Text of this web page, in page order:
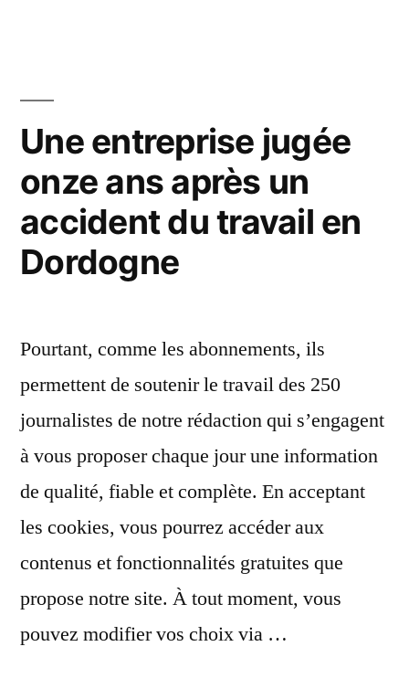
Saint-
Éloi,
écrasé
par
Une entreprise jugée
onze ans après un
accident du travail en
Dordogne
Pourtant, comme les abonnements, ils
permettent de soutenir le travail des 250
journalistes de notre rédaction qui s’engagent
à vous proposer chaque jour une information
de qualité, fiable et complète. En acceptant
les cookies, vous pourrez accéder aux
contenus et fonctionnalités gratuites que
propose notre site. À tout moment, vous
pouvez modifier vos choix via …